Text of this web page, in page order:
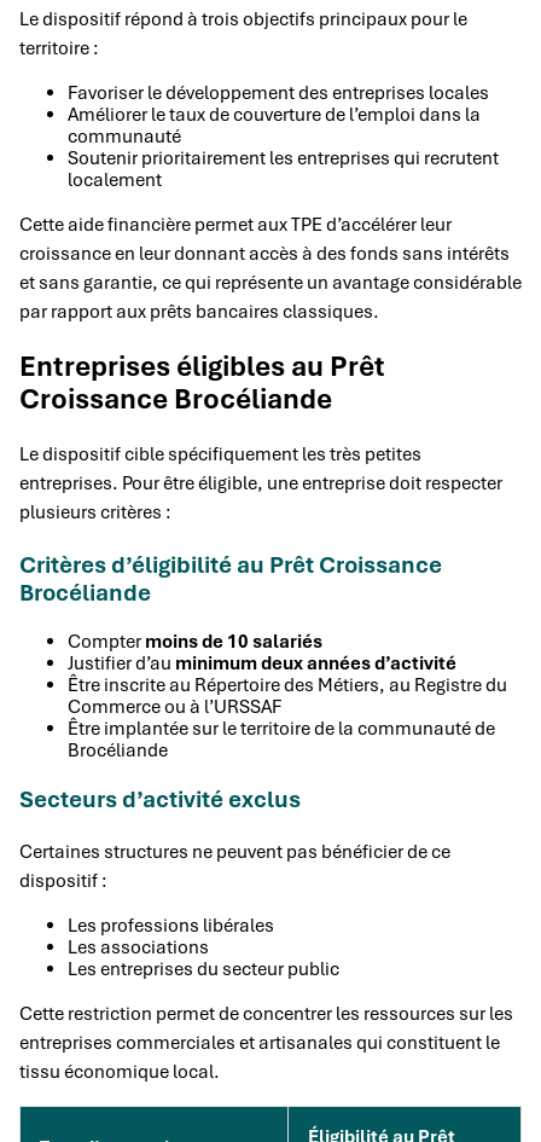
Le dispositif répond à trois objectifs principaux pour le
territoire :
Favoriser le développement des entreprises locales
Améliorer le taux de couverture de l’emploi dans la
communauté
Soutenir prioritairement les entreprises qui recrutent
localement
Cette aide financière permet aux TPE d’accélérer leur
croissance en leur donnant accès à des fonds sans intérêts
et sans garantie, ce qui représente un avantage considérable
par rapport aux prêts bancaires classiques.
Entreprises éligibles au Prêt
Croissance Brocéliande
Le dispositif cible spécifiquement les très petites
entreprises. Pour être éligible, une entreprise doit respecter
plusieurs critères :
Critères d’éligibilité au Prêt Croissance
Brocéliande
Compter moins de 10 salariés
Justifier d’au minimum deux années d’activité
Être inscrite au Répertoire des Métiers, au Registre du
Commerce ou à l’URSSAF
Être implantée sur le territoire de la communauté de
Brocéliande
Secteurs d’activité exclus
Certaines structures ne peuvent pas bénéficier de ce
dispositif :
Les professions libérales
Les associations
Les entreprises du secteur public
Cette restriction permet de concentrer les ressources sur les
entreprises commerciales et artisanales qui constituent le
tissu économique local.
Éligibilité au Prêt